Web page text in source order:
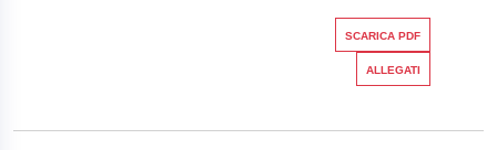
SCARICA PDF
ALLEGATI